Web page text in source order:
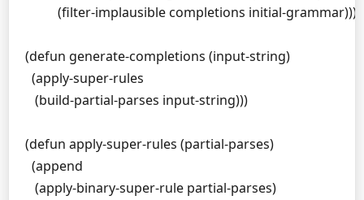
          (filter-implausible completions initial-grammar)))))
(defun generate-completions (input-string)
  (apply-super-rules
   (build-partial-parses input-string)))
(defun apply-super-rules (partial-parses)
  (append
   (apply-binary-super-rule partial-parses)